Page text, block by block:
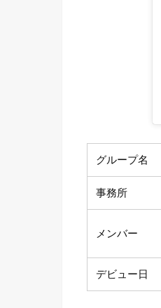
グループ名
事務所
メンバー
デビュー日